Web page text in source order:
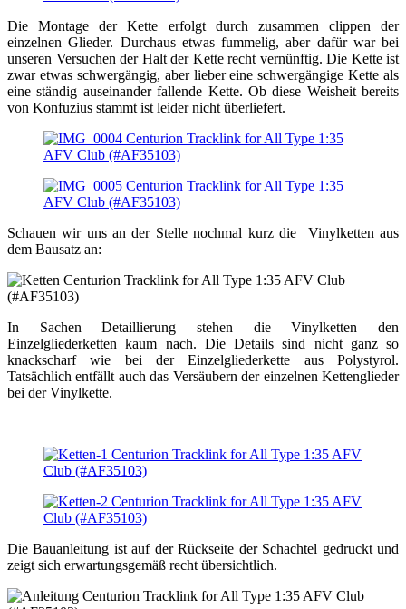
Die Montage der Kette erfolgt durch zusammen clippen der
einzelnen Glieder. Durchaus etwas fummelig, aber dafür war bei
unseren Versuchen der Halt der Kette recht vernünftig. Die Kette ist
zwar etwas schwergängig, aber lieber eine schwergängige Kette als
eine ständig auseinander fallende Kette. Ob diese Weisheit bereits
von Konfuzius stammt ist leider nicht überliefert.
Schauen wir uns an der Stelle nochmal kurz die Vinylketten aus
dem Bausatz an:
In Sachen Detaillierung stehen die Vinylketten den
Einzelgliederketten kaum nach. Die Details sind nicht ganz so
knackscharf wie bei der Einzelgliederkette aus Polystyrol.
Tatsächlich entfällt auch das Versäubern der einzelnen Kettenglieder
bei der Vinylkette.
Die Bauanleitung ist auf der Rückseite der Schachtel gedruckt und
zeigt sich erwartungsgemäß recht übersichtlich.